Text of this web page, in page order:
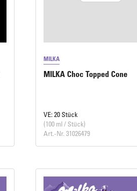
MILKA
MILKA Choc Topped Cone
VE: 20 Stück
(100 ml / Stück)
Art.-Nr. 31026479